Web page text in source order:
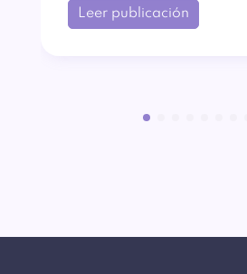
Leer publicación